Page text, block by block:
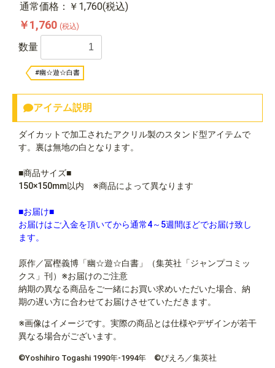
通常価格：￥1,760(税込)
￥1,760 (税込)
数量
#幽☆遊☆白書
アイテム説明
ダイカットで加工されたアクリル製のスタンド型アイテムで
す。裏は無地の白となります。
■商品サイズ■
150×150mm以内 ※商品によって異なります
■お届け■
お届けはご入金を頂いてから通常4～5週間ほどでお届け致し
ます。
原作／冨樫義博「幽☆遊☆白書」（集英社「ジャンプコミッ
クス」刊）※お届けのご注意
納期の異なる商品をご一緒にお買い求めいただいた場合、納
期の遅い方に合わせてお届けさせていただきます。
※画像はイメージです。実際の商品とは仕様やデザインが若干
異なる場合がございます。
©Yoshihiro Togashi 1990年-1994年 ©ぴえろ／集英社